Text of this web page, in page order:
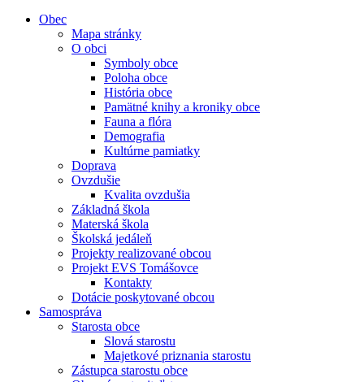
Obec
Mapa stránky
O obci
Symboly obce
Poloha obce
História obce
Pamätné knihy a kroniky obce
Fauna a flóra
Demografia
Kultúrne pamiatky
Doprava
Ovzdušie
Kvalita ovzdušia
Základná škola
Materská škola
Školská jedáleň
Projekty realizované obcou
Projekt EVS Tomášovce
Kontakty
Dotácie poskytované obcou
Samospráva
Starosta obce
Slová starostu
Majetkové priznania starostu
Zástupca starostu obce